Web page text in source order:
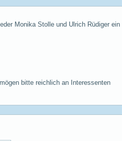
Monika Stolle und Ulrich Rüdiger ein
bitte reichlich an Interessenten